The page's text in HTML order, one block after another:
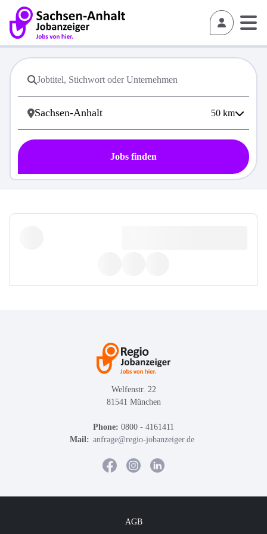
50 km
Jobs finden
Welfenstr. 22
81541 München
Phone: 0800 - 4161411
Mail: anfrage@regio-jobanzeiger.de
AGB